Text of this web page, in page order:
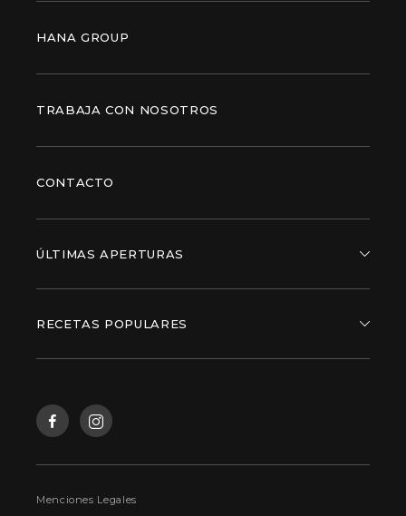
HANA GROUP
TRABAJA CON NOSOTROS
CONTACTO
ÚLTIMAS APERTURAS
RECETAS POPULARES
Menciones Legales